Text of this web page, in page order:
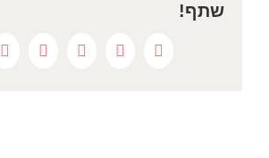
שתף!
Facebook
Twitter
LinkedIn
Reddit